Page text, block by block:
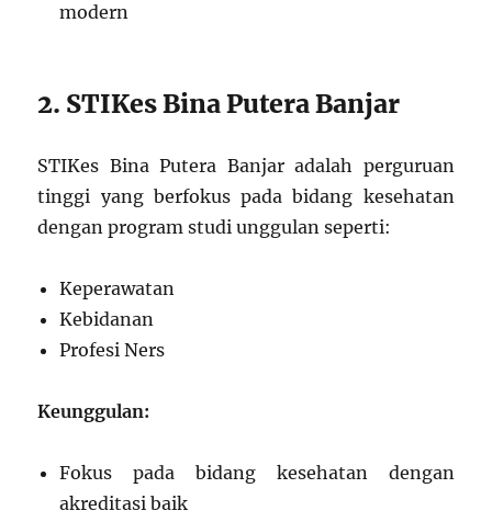
modern
2. STIKes Bina Putera Banjar
STIKes Bina Putera Banjar adalah perguruan
tinggi yang berfokus pada bidang kesehatan
dengan program studi unggulan seperti:
Keperawatan
Kebidanan
Profesi Ners
Keunggulan:
Fokus pada bidang kesehatan dengan
akreditasi baik